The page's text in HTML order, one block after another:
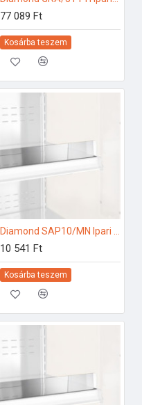
77 089 Ft
Kosárba teszem
10 541 Ft
Kosárba teszem